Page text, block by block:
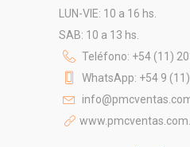
LUN-VIE: 10 a 16 hs.
SAB: 10 a 13 hs.
Teléfono: +54 (11)
WhatsApp: +54 9